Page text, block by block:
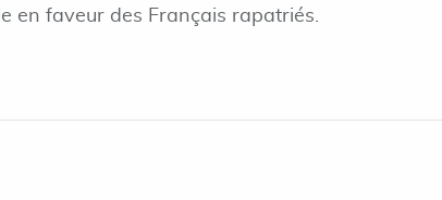
en faveur des Français rapatriés.